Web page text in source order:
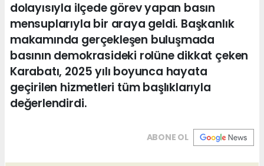
dolayısıyla ilçede görev yapan basın
mensuplarıyla bir araya geldi. Başkanlık
makamında gerçekleşen buluşmada
basının demokrasideki rolüne dikkat çeken
Karabatı, 2025 yılı boyunca hayata
geçirilen hizmetleri tüm başlıklarıyla
değerlendirdi.
ABONE OL